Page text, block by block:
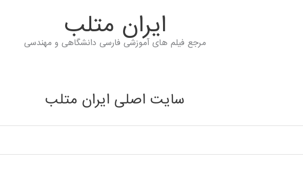
ايران متلب
مرجع فیلم های آموزشی فارسی دانشگاهی و مهندسی
سایت اصلی ایران متلب